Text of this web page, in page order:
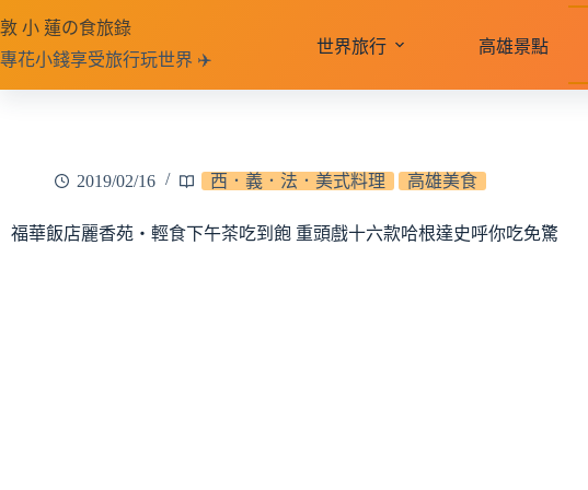
至
主
要
敦 小 蓮の食旅錄
專花小錢享受旅行玩世界 ✈️
世界旅行 高雄景點
2019/02/16 西．義．法．美式料理 高雄美食
福華飯店麗香苑‧輕食下午茶吃到飽 重頭戲十六款哈根達史呼你吃免驚